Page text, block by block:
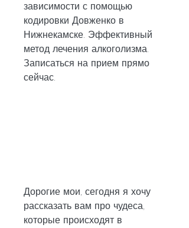
зависимости с помощью
кодировки Довженко в
Нижнекамске. Эффективный
метод лечения алкоголизма.
Записаться на прием прямо
сейчас.
Дорогие мои, сегодня я хочу
рассказать вам про чудеса,
которые происходят в